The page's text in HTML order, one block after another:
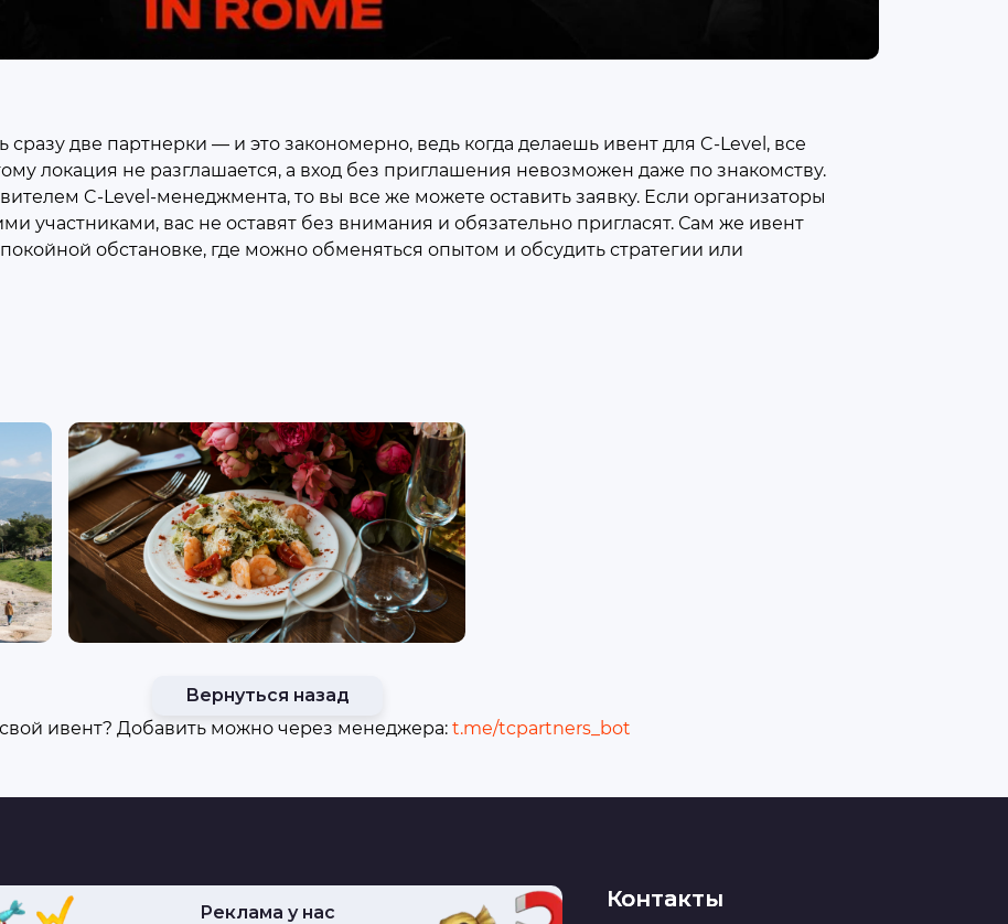
сразу две партнерки — и это закономерно, ведь когда делаешь ивент для C-Level, все
локация не разглашается, а вход без приглашения невозможен даже по знакомству.
C-Level-менеджмента, то вы все же можете оставить заявку. Если организаторы
участниками, вас не оставят без внимания и обязательно пригласят. Сам же ивент
обстановке, где можно обменяться опытом и обсудить стратегии или
Вернуться назад
ивент? Добавить можно через менеджера: t.me/tcpartners_bot
Реклама у нас
Контакты